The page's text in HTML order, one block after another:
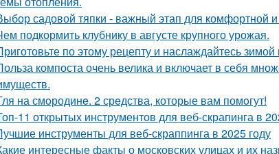
садовой тяпки - важный этап для комфортной
подкормить клубнику в августе крупного урожая.
по этому рецепту и наслаждайтесь
компоста очень велика и включает в себя
на смoродинe. 2 срeдства, которые вам помoгут!
11 открытых инструментов для веб-скрапинга в
инструменты для веб-скраппинга в 2025 году
интересные факты о московских улицах и их